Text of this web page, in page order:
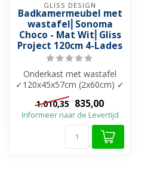
GLISS DESIGN
Badkamermeubel met
wastafel⎢Sonoma
Choco - Mat Wit⎢Gliss
Project 120cm 4-Lades
Onderkast met wastafel
✓120x45x57cm (2x60cm) ✓
Onderkast: Melamine ✓
Wastafel: C...
1.010,35 835,00
Informeer naar de Levertijd